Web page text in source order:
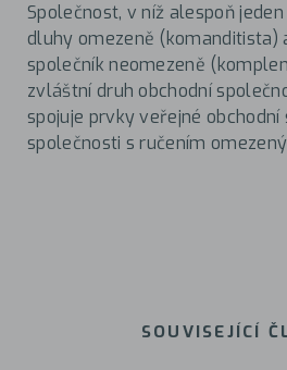
Společnost, v níž alespoň
dluhy omezeně (komanditista)
společník neomezeně
zvláštní druh obchodní
spojuje prvky veřejné obchodní
společnosti s ručením
SOUVISEJÍCÍ